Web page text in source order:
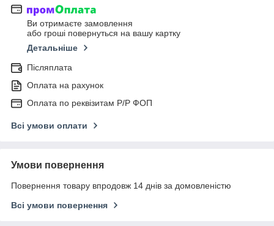
Ви отримаєте замовлення
або гроші повернуться на вашу картку
Детальніше
Післяплата
Оплата на рахунок
Оплата по реквізитам Р/Р ФОП
Всі умови оплати
Умови повернення
Повернення товару впродовж 14 днів за домовленістю
Всі умови повернення